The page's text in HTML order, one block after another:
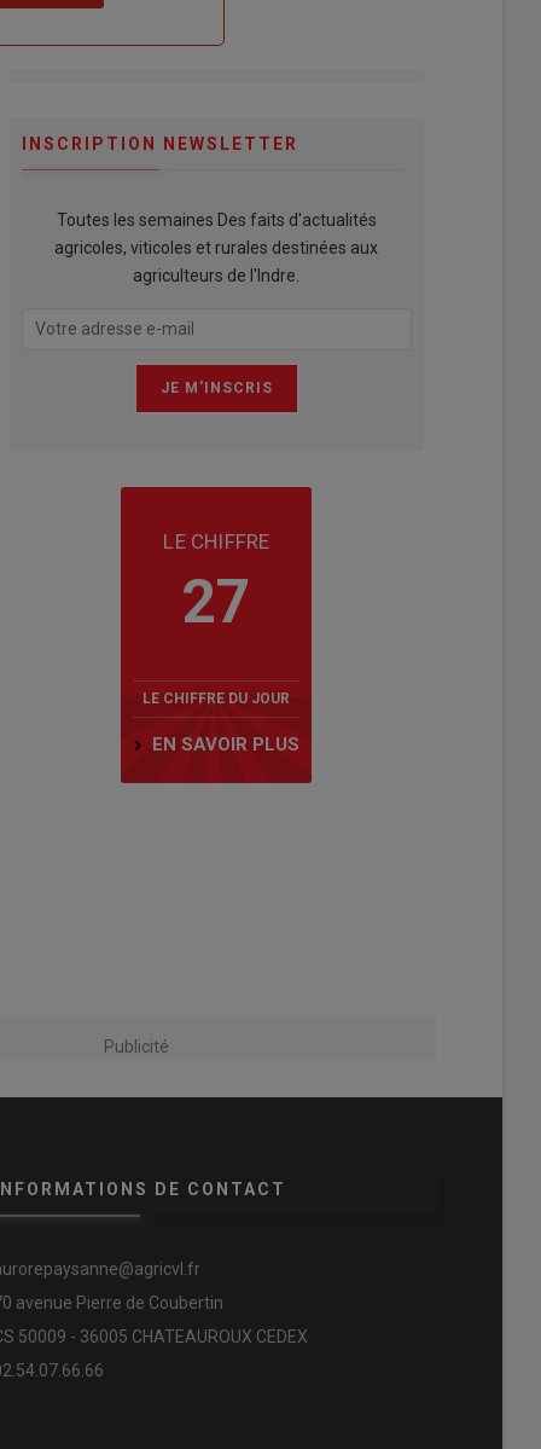
INSCRIPTION NEWSLETTER
Toutes les semaines Des faits d'actualités
agricoles, viticoles et rurales destinées aux
agriculteurs de l'Indre.
LE CHIFFRE
27
LE CHIFFRE DU JOUR
EN SAVOIR PLUS
Publicité
DE CONTACT
avenue Pierre de Coubertin
50009 - 36005 CHATEAUROUX CEDEX